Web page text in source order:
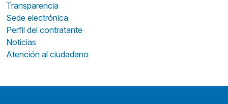
Transparencia
Sede electrónica
Perfil del contratante
Noticias
Atención al ciudadano